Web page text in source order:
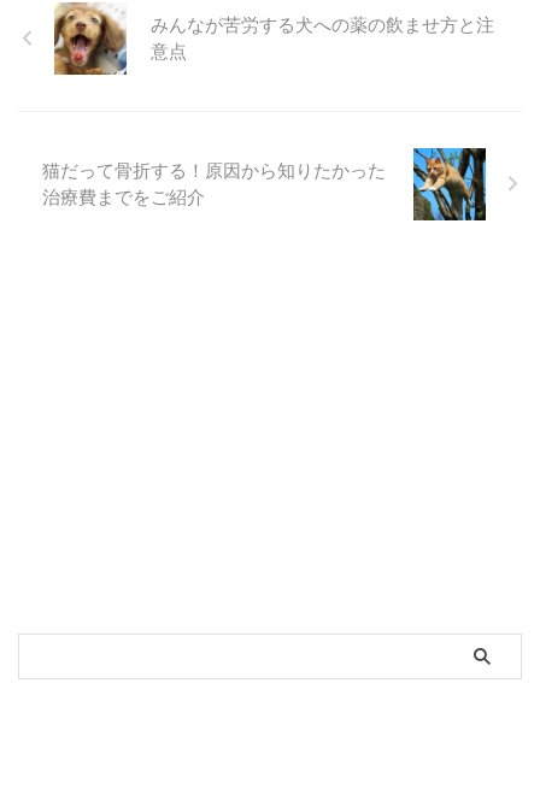
みんなが苦労する犬への薬の飲ませ方と注
意点
猫だって骨折する！原因から知りたかった
治療費までをご紹介